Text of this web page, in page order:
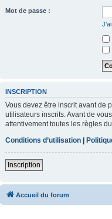
Mot de passe :
INSCRIPTION
Vous devez être inscrit avant de
utilisateurs inscrits. Avant de
attentivement toutes les règles
Conditions d’utilisation
Inscription
Accueil du forum